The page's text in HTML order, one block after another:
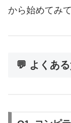
から始めてみ
💬 よくある